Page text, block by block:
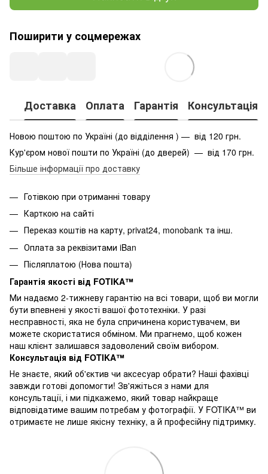
Поширити у соцмережах
Доставка Оплата Гарантія Консультація
Новою поштою по Україні (до відділення ) — від 120 грн.
Кур'єром нової пошти по Україні (до дверей) — від 170 грн.
Більше інформації про доставку
Готівкою при отриманні товару
Карткою на сайті
Переказ коштів на карту, privat24, monobank та інш.
Оплата за реквізитами iBan
Післяплатою (Нова пошта)
Гарантія якості від FOTIKA™
Ми надаємо 2-тижневу гарантію на всі товари, щоб ви могли
бути впевнені у якості вашої фототехніки. У разі
несправності, яка не була спричинена користувачем, ви
можете скористатися обміном. Ми прагнемо, щоб кожен
наш клієнт залишався задоволений своїм вибором.
Консультація від FOTIKA™
Не знаєте, який об'єктив чи аксесуар обрати? Наші фахівці
завжди готові допомогти! Зв'яжіться з нами для
консультації, і ми підкажемо, який товар найкраще
відповідатиме вашим потребам у фотографії. У FOTIKA™ ви
отримаєте не лише якісну техніку, а й професійну підтримку.